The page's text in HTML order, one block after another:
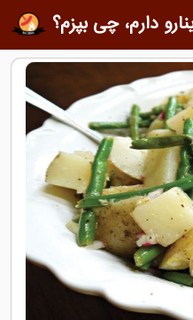
دارم، چی بپزم؟